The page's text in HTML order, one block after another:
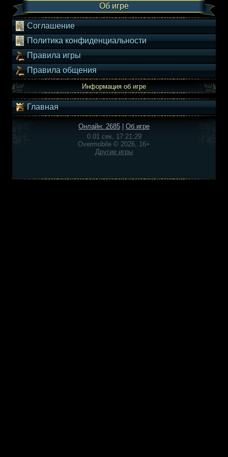
Об игре
Соглашение
Политика конфиденциальности
Правила игры
Правила общения
Информация об игре
Главная
Онлайн: 2685
Об игре
0.01 сек, 17:21:29
Overmobile © 2026, 16+
Другие игры